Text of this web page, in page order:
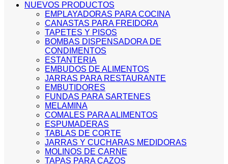
NUEVOS PRODUCTOS
EMPLAYADORAS PARA COCINA
CANASTAS PARA FREIDORA
TAPETES Y PISOS
BOMBAS DISPENSADORA DE
CONDIMENTOS
ESTANTERIA
EMBUDOS DE ALIMENTOS
JARRAS PARA RESTAURANTE
EMBUTIDORES
FUNDAS PARA SARTENES
MELAMINA
COMALES PARA ALIMENTOS
ESPUMADERAS
TABLAS DE CORTE
JARRAS Y CUCHARAS MEDIDORAS
MOLINOS DE CARNE
TAPAS PARA CAZOS